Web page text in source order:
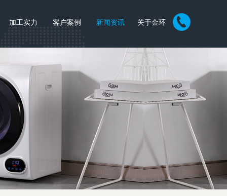
加工实力 客户案例 新闻资讯 关于金环